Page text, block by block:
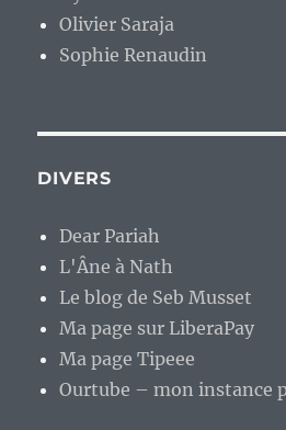
Olivier Saraja
Sophie Renaudin
DIVERS
Dear Pariah
L'Âne à Nath
Le blog de Seb Musset
Ma page sur LiberaPay
Ma page Tipeee
Ourtube – mon instance